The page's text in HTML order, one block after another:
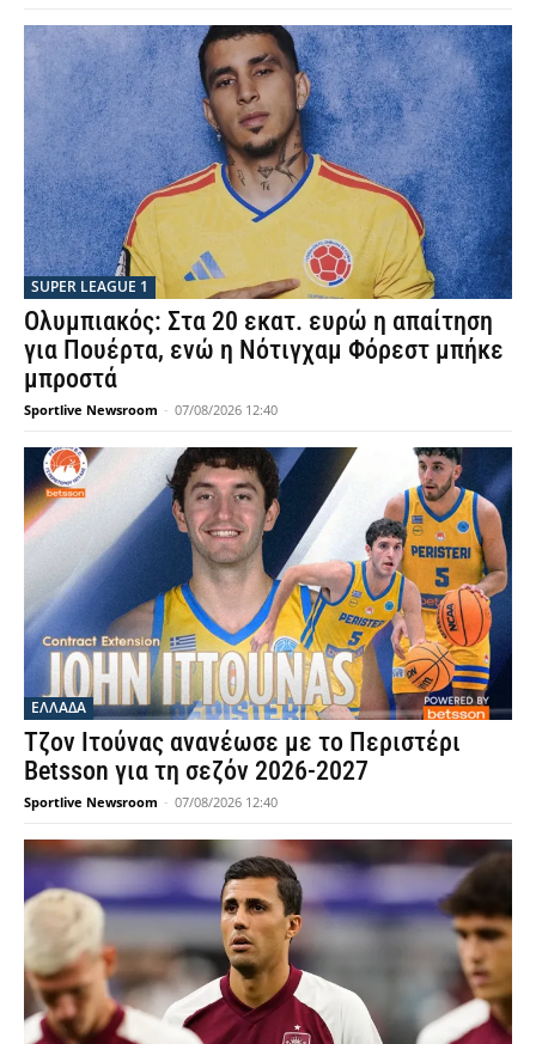
SUPER LEAGUE 1
Ολυμπιακός: Στα 20 εκατ. ευρώ η απαίτηση
για Πουέρτα, ενώ η Νότιγχαμ Φόρεστ μπήκε
μπροστά
Sportlive Newsroom - 07/08/2026 12:40
ΕΛΛΑΔΑ
Τζον Ιτούνας ανανέωσε με το Περιστέρι
Betsson για τη σεζόν 2026-2027
Sportlive Newsroom - 07/08/2026 12:40